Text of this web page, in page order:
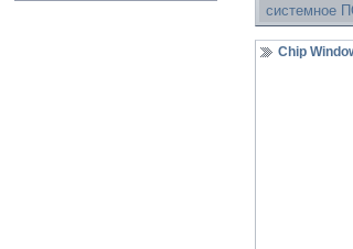
системное
Chip